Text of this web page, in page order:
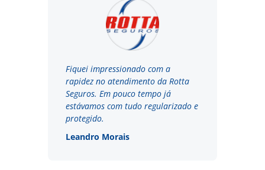
Fiquei impressionado com a
rapidez no atendimento da Rotta
Seguros. Em pouco tempo já
estávamos com tudo regularizado e
protegido.
Leandro Morais